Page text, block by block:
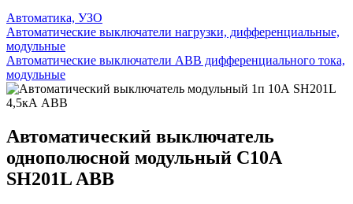
Автоматика, УЗО
Автоматические выключатели нагрузки, дифференциальные,
модульные
Автоматические выключатели ABB дифференциального тока,
модульные
Автоматический выключатель
однополюсной модульный C10А
SH201L ABB